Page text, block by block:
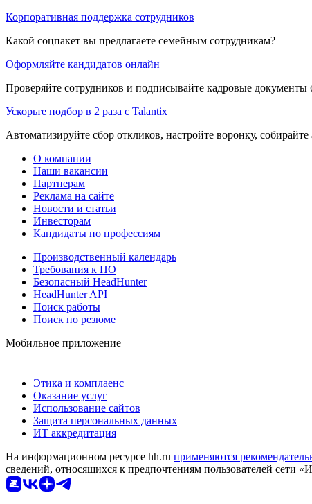
Корпоративная поддержка сотрудников
Какой соцпакет вы предлагаете семейным сотрудникам?
Оформляйте кандидатов онлайн
Проверяйте сотрудников и подписывайте кадровые документы
Ускорьте подбор в 2 раза с Talantix
Автоматизируйте сбор откликов, настройте воронку,
О компании
Наши вакансии
Партнерам
Реклама на сайте
Новости и статьи
Инвесторам
Кандидаты по профессиям
Производственный календарь
Требования к ПО
Безопасный HeadHunter
HeadHunter API
Поиск работы
Поиск по резюме
Мобильное приложение
Этика и комплаенс
Оказание услуг
Использование сайтов
Защита персональных данных
ИТ аккредитация
На информационном ресурсе hh.ru применяются
сведений, относящихся к предпочтениям пользователей сети